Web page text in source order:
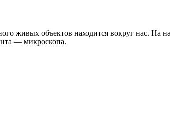
живых объектов находится вокруг нас. На
— микроскопа.